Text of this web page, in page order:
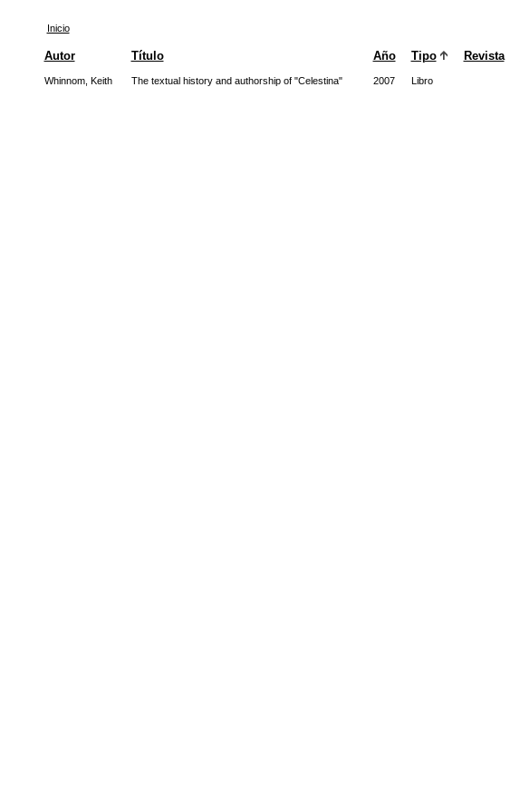
Inicio
Autor Título Año Tipo Revista
Whinnom, Keith The textual history and authorship of "Celestina" 2007 Libro